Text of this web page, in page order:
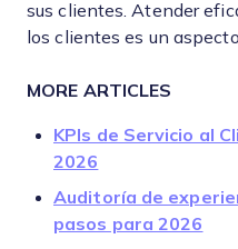
sus clientes. Atender
los clientes es un
MORE ARTICLES
KPIs de Servicio al
2026
Auditoría de
pasos para 2026